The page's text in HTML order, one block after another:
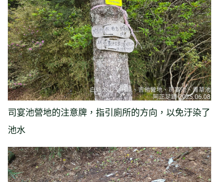
司宴池營地的注意牌，指引廁所的方向，以免汙染了
池水